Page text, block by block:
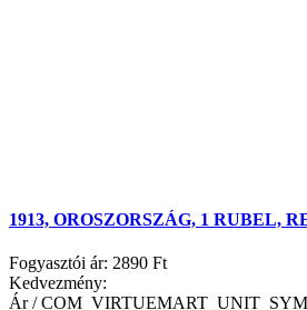
1913, OROSZORSZÁG, 1 RUBEL,
Fogyasztói ár: 2890 Ft
Kedvezmény:
Ár /